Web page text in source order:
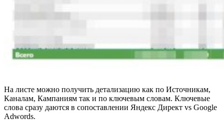
На листе можно получить детализацию как по Источникам,
Каналам, Кампаниям так и по ключевым словам. Ключевые
слова сразу даются в сопоставлении Яндекс Директ vs Google
Adwords.